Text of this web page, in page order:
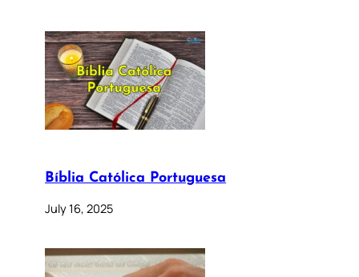
Bíblia Católica Portuguesa
July 16, 2025